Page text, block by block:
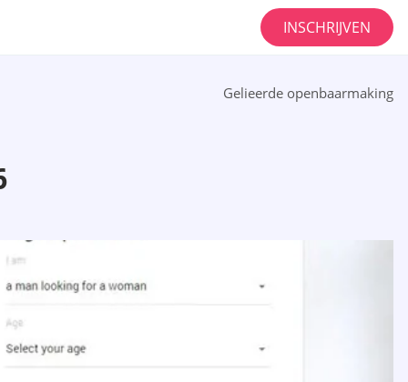
INSCHRIJVEN
Gelieerde openbaarmaking